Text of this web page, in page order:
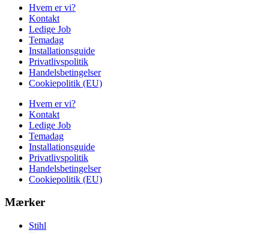
Hvem er vi?
Kontakt
Ledige Job
Temadag
Installationsguide
Privatlivspolitik
Handelsbetingelser
Cookiepolitik (EU)
Hvem er vi?
Kontakt
Ledige Job
Temadag
Installationsguide
Privatlivspolitik
Handelsbetingelser
Cookiepolitik (EU)
Mærker
Stihl